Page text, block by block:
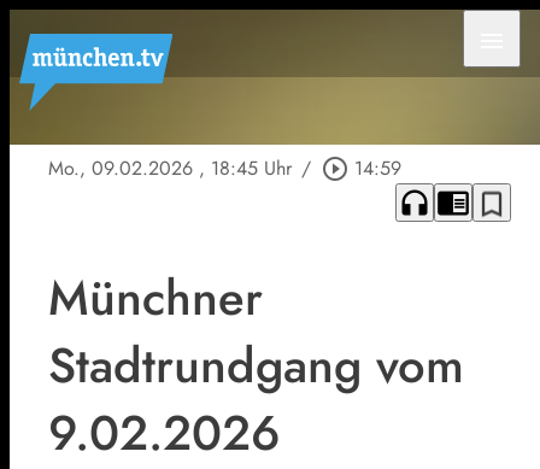
Mo., 09.02.2026 , 18:45 Uhr / play_circle_outline 14:59
headphones chrome_reader_mode bookmark_border
Münchner
Stadtrundgang vom
9.02.2026